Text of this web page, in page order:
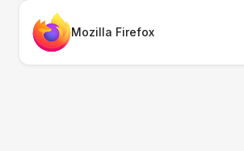
Mozilla Firefox